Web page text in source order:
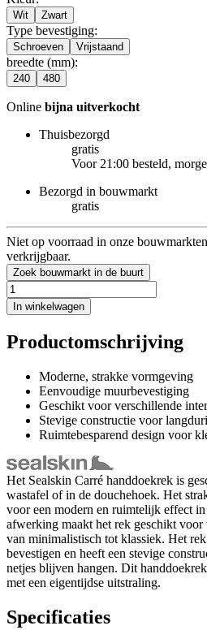
Wit Zwart
Type bevestiging:
Schroeven Vrijstaand
breedte (mm):
240 480
Online bijna uitverkocht
Thuisbezorgd
gratis
Voor 21:00 besteld,
Bezorgd in bouwmarkt
gratis
Niet op voorraad in onze
verkrijgbaar.
Zoek bouwmarkt in de buurt
In winkelwagen
Productomschrijving
Moderne, strakke vormgeving
Eenvoudige muurbevestiging
Geschikt voor verschillende
Stevige constructie voor
Ruimtebesparend design voor
Het Sealskin Carré handdoekrek is
wastafel of in de douchehoek. Het
voor een modern en ruimtelijk effect
afwerking maakt het rek geschikt
van minimalistisch tot klassiek. Het
bevestigen en heeft een stevige
netjes blijven hangen. Dit
met een eigentijdse uitstraling.
Specificaties